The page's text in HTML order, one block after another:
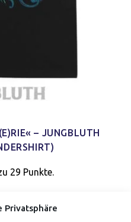
Privatsphäre
– JUNGBLUTH
29 Punkte.